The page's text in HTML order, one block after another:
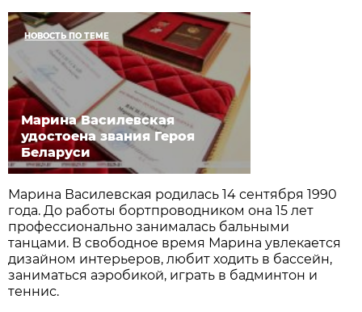
НОВОСТЬ ПО ТЕМЕ
Марина Василевская
удостоена звания Героя
Беларуси
Марина Василевская родилась 14 сентября 1990
года. До работы бортпроводником она 15 лет
профессионально занималась бальными
танцами. В свободное время Марина увлекается
дизайном интерьеров, любит ходить в бассейн,
заниматься аэробикой, играть в бадминтон и
теннис.